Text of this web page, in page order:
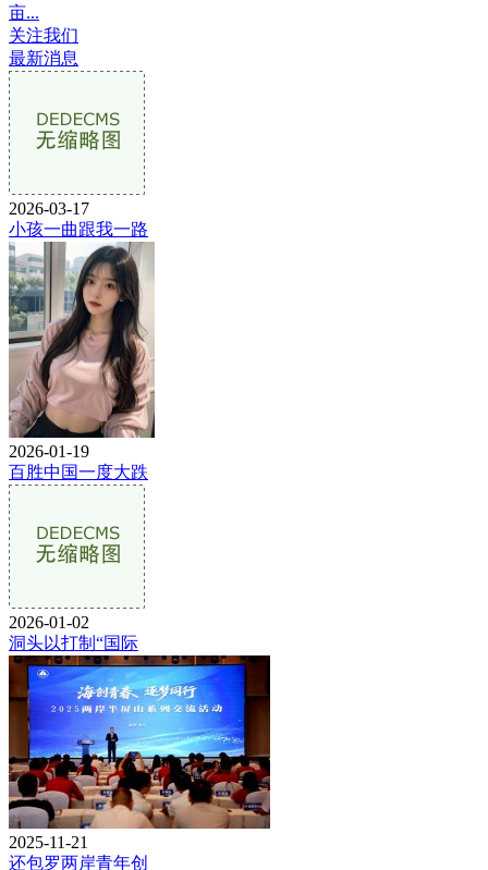
亩...
关注我们
最新消息
2026-03-17
小孩一曲跟我一路
2026-01-19
百胜中国一度大跌
2026-01-02
洞头以打制“国际
2025-11-21
还包罗两岸青年创